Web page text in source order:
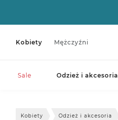
Kobiety Mężczyźni
Sale Odzież i akcesoria
Kobiety Odzież i akcesoria